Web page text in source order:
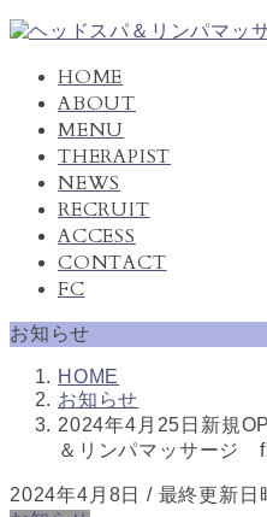
コ
ナ
HOME
ABOUT
MENU
THERAPIST
NEWS
RECRUIT
ACCESS
CONTACT
FC
お知らせ
HOME
お知らせ
2024年4月25日新規
＆リンパマッサージ
2024年4月8日 / 最終更新日